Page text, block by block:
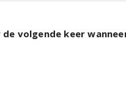
volgende keer